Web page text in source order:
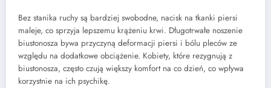
Bez stanika ruchy są bardziej swobodne, nacisk na tkanki piersi
maleje, co sprzyja lepszemu krążeniu krwi. Długotrwałe noszenie
biustonosza bywa przyczyną deformacji piersi i bólu pleców ze
względu na dodatkowe obciążenie. Kobiety, które rezygnują z
biustonosza, często czują większy komfort na co dzień, co wpływa
korzystnie na ich psychikę.